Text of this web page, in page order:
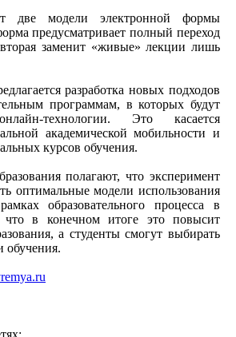
две модели электронной формы
предусматривает полный переход
заменит «живые» лекции лишь
разработка новых подходов
программам, в которых будут
технологии. Это касается
академической мобильности и
курсов обучения.
полагают, что эксперимент
оптимальные модели использования
образовательного процесса в
что в конечном итоге это повысит
а студенты смогут выбирать
обучения.